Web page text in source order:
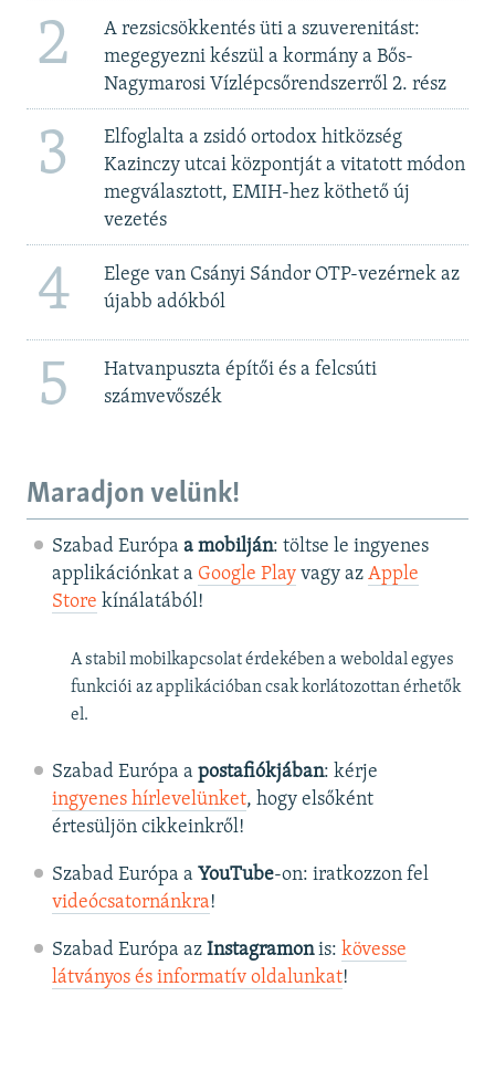
2
A rezsicsökkentés üti a szuverenitást:
megegyezni készül a kormány a Bős-
Nagymarosi Vízlépcsőrendszerről 2. rész
3
Elfoglalta a zsidó ortodox hitközség
Kazinczy utcai központját a vitatott módon
megválasztott, EMIH-hez köthető új
vezetés
4
Elege van Csányi Sándor OTP-vezérnek az
újabb adókból
5
Hatvanpuszta építői és a felcsúti
számvevőszék
Maradjon velünk!
Szabad Európa a mobilján: töltse le ingyenes
applikációnkat a Google Playvagy az Apple
Store kínálatából!
A stabil mobilkapcsolat érdekében a weboldal egyes
funkciói az applikációban csak korlátozottan érhetők
el.
Szabad Európa a postafiókjában: kérje
ingyenes hírlevelünket, hogy elsőként
értesüljön cikkeinkről!
Szabad Európa a YouTube-on: iratkozzon fel
videócsatornánkra!
Szabad Európa az Instagramonis: kövesse
látványos és informatív oldalunkat! ​